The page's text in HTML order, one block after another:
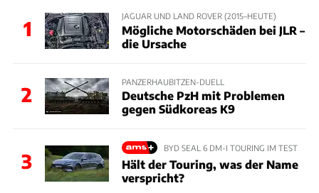
1
JAGUAR UND LAND ROVER (2015–HEUTE)
Mögliche Motorschäden bei JLR –
die Ursache
2
PANZERHAUBITZEN-DUELL
Deutsche PzH mit Problemen
gegen Südkoreas K9
3
BYD SEAL 6 DM-I TOURING IM TEST
Hält der Touring, was der Name
verspricht?